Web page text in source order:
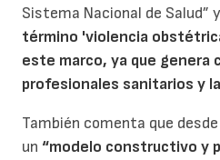
Sistema Nacional de Salud”
término 'violencia
este marco, ya que
profesionales sanitarios y
También comenta que
un “modelo constructivo y